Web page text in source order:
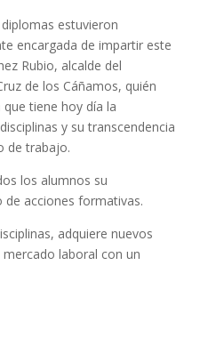
estuvieron
encargada de impartir este
Rubio, alcalde del
de los Cáñamos, quién
tiene hoy día la
y su transcendencia
de trabajo.
los alumnos su
acciones formativas.
adquiere nuevos
laboral con un